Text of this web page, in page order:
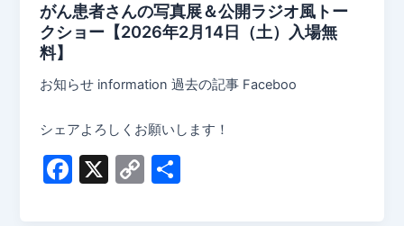
がん患者さんの写真展＆公開ラジオ風トー
クショー【2026年2月14日（土）入場無
料】
お知らせ information 過去の記事 Faceboo
シェアよろしくお願いします！
F
X
C